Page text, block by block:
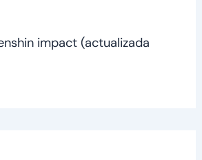
impact (actualizada